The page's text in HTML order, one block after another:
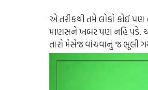
એ તરીકથી તમે લોકો કોઈ
માણસને ખબર પણ નહિ પડે. અને
તારો મેસેજ વાંચવાનું જ ભૂલી